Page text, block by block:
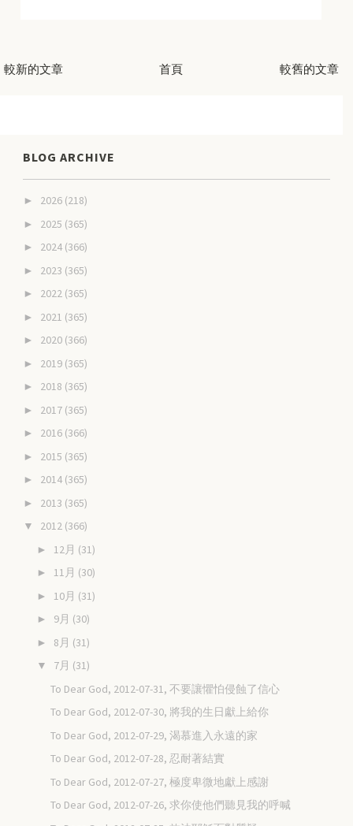
較新的文章 較舊的文章
首頁
BLOG ARCHIVE
► 2026 (218)
► 2025 (365)
► 2024 (366)
► 2023 (365)
► 2022 (365)
► 2021 (365)
► 2020 (366)
► 2019 (365)
► 2018 (365)
► 2017 (365)
► 2016 (366)
► 2015 (365)
► 2014 (365)
► 2013 (365)
▼ 2012 (366)
► 12月 (31)
► 11月 (30)
► 10月 (31)
► 9月 (30)
► 8月 (31)
▼ 7月 (31)
To Dear God, 2012-07-31, 不要讓懼怕侵蝕了信心
To Dear God, 2012-07-30, 將我的生日獻上給你
To Dear God, 2012-07-29, 渴慕進入永遠的家
To Dear God, 2012-07-28, 忍耐著結實
To Dear God, 2012-07-27, 極度卑微地獻上感謝
To Dear God, 2012-07-26, 求你使他們聽見我的呼喊